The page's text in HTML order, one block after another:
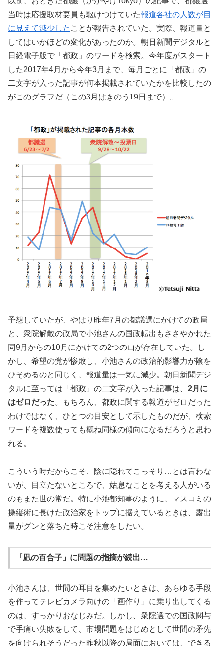
当時は応援取材要員も駆けつけていた報道各社の人数が目
に見えて減少した ことが報告されていた。実際、報道量と
してはいかほどの変化があったのか。朝日新聞デジタルと
日経電子版で「都政」のワードを検索。今年度がスタート
した2017年4月から今年3月まで、毎月ごとに「都政」の
二文字が入った記事が何本掲載されていたかを比較したの
がこのグラフだ（この3月はきのう19日まで）。
予想していたが、やはり昨年7月の都議選にかけての政局
と、衆院解散の政局で小池さんの国政転出もささやかれた
同9月からの10月にかけての2つの山が存在していた。し
かし、希望の党が惨敗し、小池さんの政治的影響力が陰を
ひそめるのと同じく、報道量は一気に減少。朝日新聞デジ
タルに至っては「都政」の二文字が入った記事は、 2月に
はゼロだった。もちろん、都政に関する報道がゼロだった
わけではなく、ひとつの目安として示したものだが、検索
ワードを複数使っても概ね同様の傾向になるだろうと思わ
れる。
こういう時だからこそ、陰に隠れてこっそり…とは言わな
いが、目立たないところで、姑息なことを考える人がいる
のもまた世の常だ。特に小池都知事のように、マスコミの
操縦術に長けた政治家をトップに据えているときは、露出
量がグンと落ちた時こそ注意をしたい。
「凪の百合子」に問題の指摘が続出…
小池さんは、世間の耳目を集めたいときは、あらゆる手段
を作ってテレビカメラ向けの「画作り」に乗り出してくる
のは、すっかりおなじみだ。しかし、衆院選での国政関与
で手痛い失敗をして、市場問題をはじめとして世間の矛先
を向けられそうだった昨秋以降の局面においては、できる